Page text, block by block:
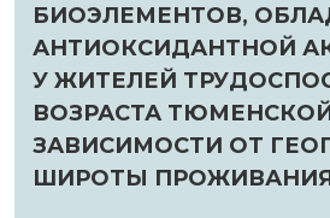
БИОЭЛЕМЕНТОВ,
АНТИОКСИДАНТНОЙ
У ЖИТЕЛЕЙ
ВОЗРАСТА
ЗАВИСИМОСТИ ОТ
ШИРОТЫ